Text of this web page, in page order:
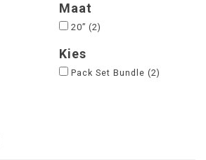
Maat
20” (2)
Kies
Pack Set Bundle (2)